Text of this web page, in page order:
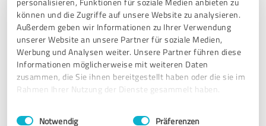
können und die Zugriffe auf unsere Website zu analysieren.
Außerdem geben wir Informationen zu Ihrer Verwendung
unserer Website an unsere Partner für soziale Medien,
Werbung und Analysen weiter. Unsere Partner führen diese
Informationen möglicherweise mit weiteren Daten
zusammen, die Sie ihnen bereitgestellt haben oder die sie im
Rahmen Ihrer Nutzung der Dienste gesammelt haben.
Impressum Datenschutzbestimmungen
Einwilligungsauswahl
Notwendig Präferenzen
SEHR GUT Empfehlung
Super flexibler firscher mensch, stets höflich und
zuvorkommend,
Nette beratung. Alles bildlich dargestellt auf fragen
eingegangen und gut erklärt bzw dargestellt,
Nur zu empfehlen!